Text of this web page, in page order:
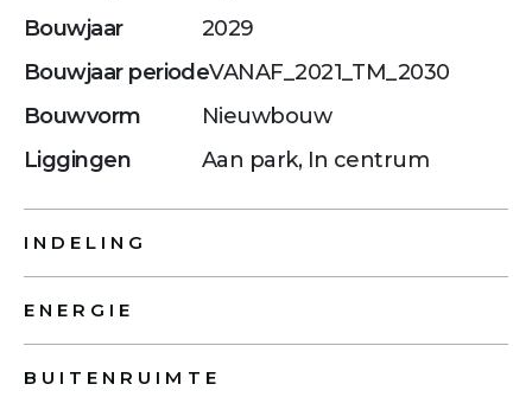
Bouwjaar
2029
Bouwjaar periodeVANAF_2021_TM_2030
Bouwvorm
Nieuwbouw
Liggingen
Aan park, In centrum
INDELING
ENERGIE
BUITENRUIMTE